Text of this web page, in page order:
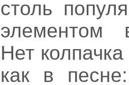
столь
элементом
Нет
как в